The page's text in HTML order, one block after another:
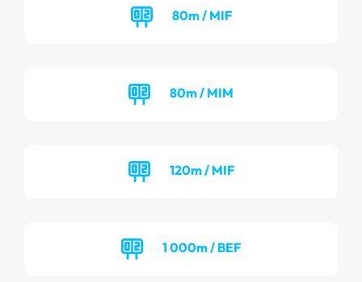
80m / MIF
80m / MIM
120m / MIF
1 000m / BEF